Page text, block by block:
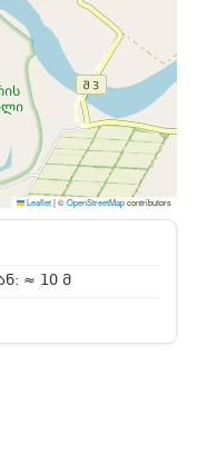
Leaflet|©OpenStreetMapcontributors
≈ 10 მ